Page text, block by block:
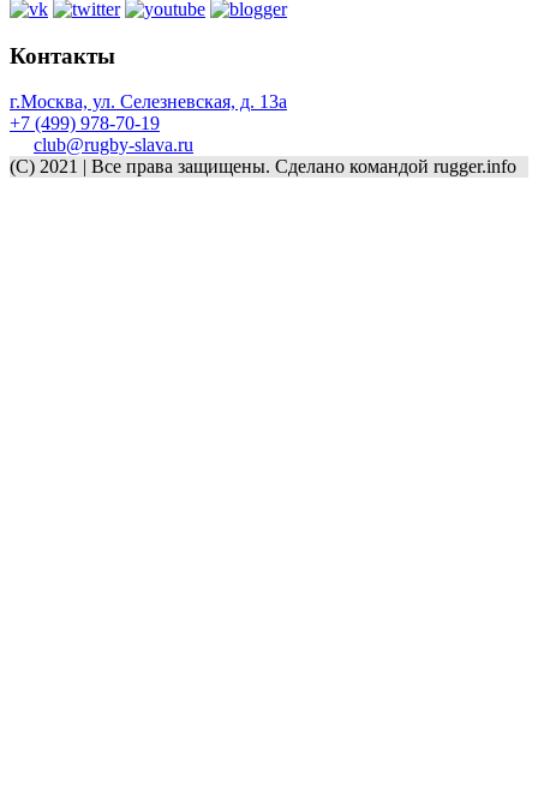
Контакты
г.Москва, ул. Селезневская, д. 13a
+7 (499) 978-70-19
club@rugby-slava.ru
(C) 2021 | Все права защищены. Сделано командой rugger.info